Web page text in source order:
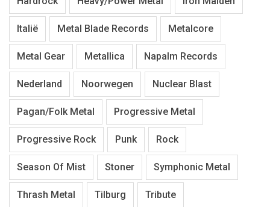
Italië Metal Blade Records Metalcore
Metal Gear Metallica Napalm Records
Nederland Noorwegen Nuclear Blast
Pagan/Folk Metal Progressive Metal
Progressive Rock Punk Rock
Season Of Mist Stoner Symphonic Metal
Thrash Metal Tilburg Tribute